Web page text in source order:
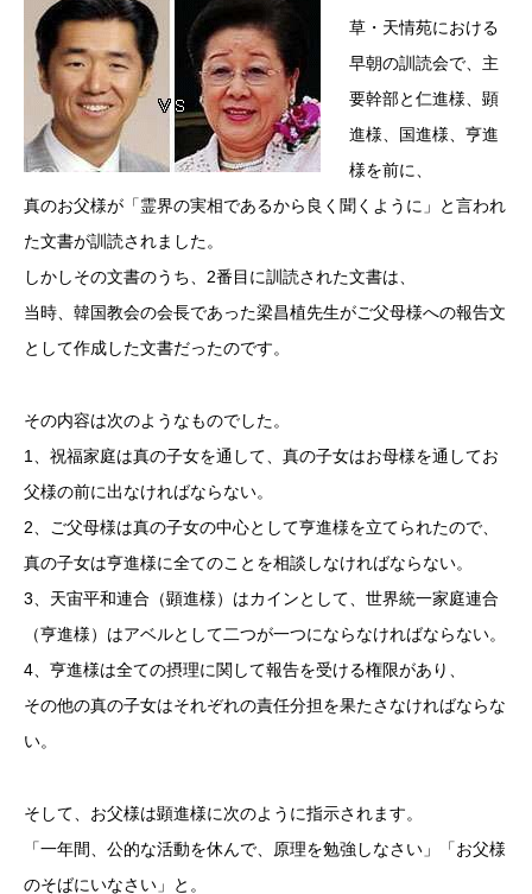
草・天情苑における
早朝の訓読会で、主
要幹部と仁進様、顕
進様、国進様、亨進
様を前に、
真のお父様が「霊界の実相であるから良く聞くように」と言われ
た文書が訓読されました。
しかしその文書のうち、2番目に訓読された文書は、
当時、韓国教会の会長であった梁昌植先生がご父母様への報告文
として作成した文書だったのです。
その内容は次のようなものでした。
1、祝福家庭は真の子女を通して、真の子女はお母様を通してお
父様の前に出なければならない。
2、ご父母様は真の子女の中心として亨進様を立てられたので、
真の子女は亨進様に全てのことを相談しなければならない。
3、天宙平和連合（顕進様）はカインとして、世界統一家庭連合
（亨進様）はアベルとして二つが一つにならなければならない。
4、亨進様は全ての摂理に関して報告を受ける権限があり、
その他の真の子女はそれぞれの責任分担を果たさなければならな
い。
そして、お父様は顕進様に次のように指示されます。
「一年間、公的な活動を休んで、原理を勉強しなさい」「お父様
のそばにいなさい」と。